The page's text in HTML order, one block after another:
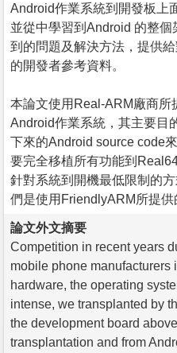
Android作業系統到開發板上
並從中學習到Android 的整
到的問題及解決方法，提供
的開發者參考資料。
本論文使用Real-ARM廠商
Android作業系統，其主要目
下來的Android source code
要完全移植所有功能到
針對系統到開機最低限制的
們是使用FriendlyARM所提供
論文外文摘要
Competition in recent years
mobile phone manufacturers
hardware, the operating
intense, we transplanted by
the development board
transplantation and from